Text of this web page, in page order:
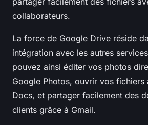
collaborateurs.
La force de Google Drive réside
intégration avec les autres
pouvez ainsi éditer vos photos
Google Photos, ouvrir vos fichiers
Docs, et partager facilement des
clients grâce à Gmail.